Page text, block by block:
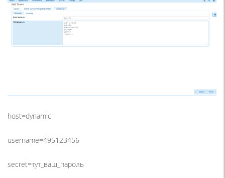
host=dynamic
username=495123456
secret=тут_ваш_пароль